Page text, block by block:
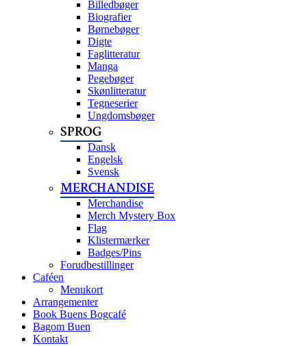
Billedbøger
Biografier
Børnebøger
Digte
Faglitteratur
Manga
Pegebøger
Skønlitteratur
Tegneserier
Ungdomsbøger
SPROG
Dansk
Engelsk
Svensk
MERCHANDISE
Merchandise
Merch Mystery Box
Flag
Klistermærker
Badges/Pins
Forudbestillinger
Caféen
Menukort
Arrangementer
Book Buens Bogcafé
Bagom Buen
Kontakt